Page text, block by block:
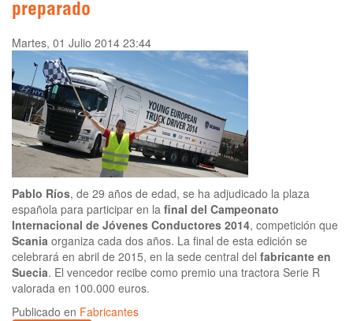
preparado
Martes, 01 Julio 2014 23:44
Pablo Ríos, de 29 años de edad, se ha adjudicado la plaza
española para participar en la final del Campeonato
Internacional de Jóvenes Conductores 2014, competición que
Scania organiza cada dos años. La final de esta edición se
celebrará en abril de 2015, en la sede central del fabricante en
Suecia. El vencedor recibe como premio una tractora Serie R
valorada en 100.000 euros.
Publicado en Fabricantes